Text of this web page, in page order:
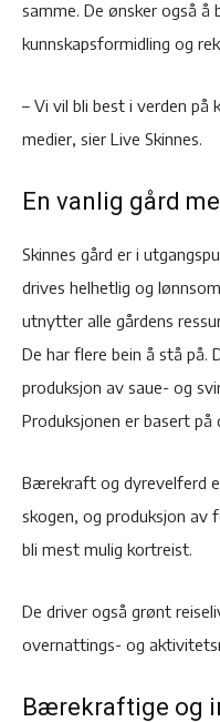
samme. De ønsker også å
kunnskapsformidling og
– Vi vil bli best i verden på
medier, sier Live Skinnes.
En vanlig gård
Skinnes gård er i
drives helhetlig og
utnytter alle gårdens
De har flere bein å stå på.
produksjon av saue- og
Produksjonen er basert på
Bærekraft og dyrevelferd
skogen, og produksjon av
bli mest mulig kortreist.
De driver også grønt
overnattings- og
Bærekraftige og